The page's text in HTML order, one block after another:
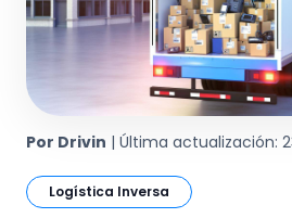
Por Drivin | Última actualización:
Logística Inversa